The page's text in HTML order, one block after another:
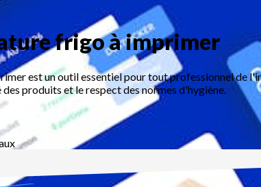
frigo à imprimer
est un outil essentiel pour tout professionnel de
produits et le respect des normes d'hygiène.